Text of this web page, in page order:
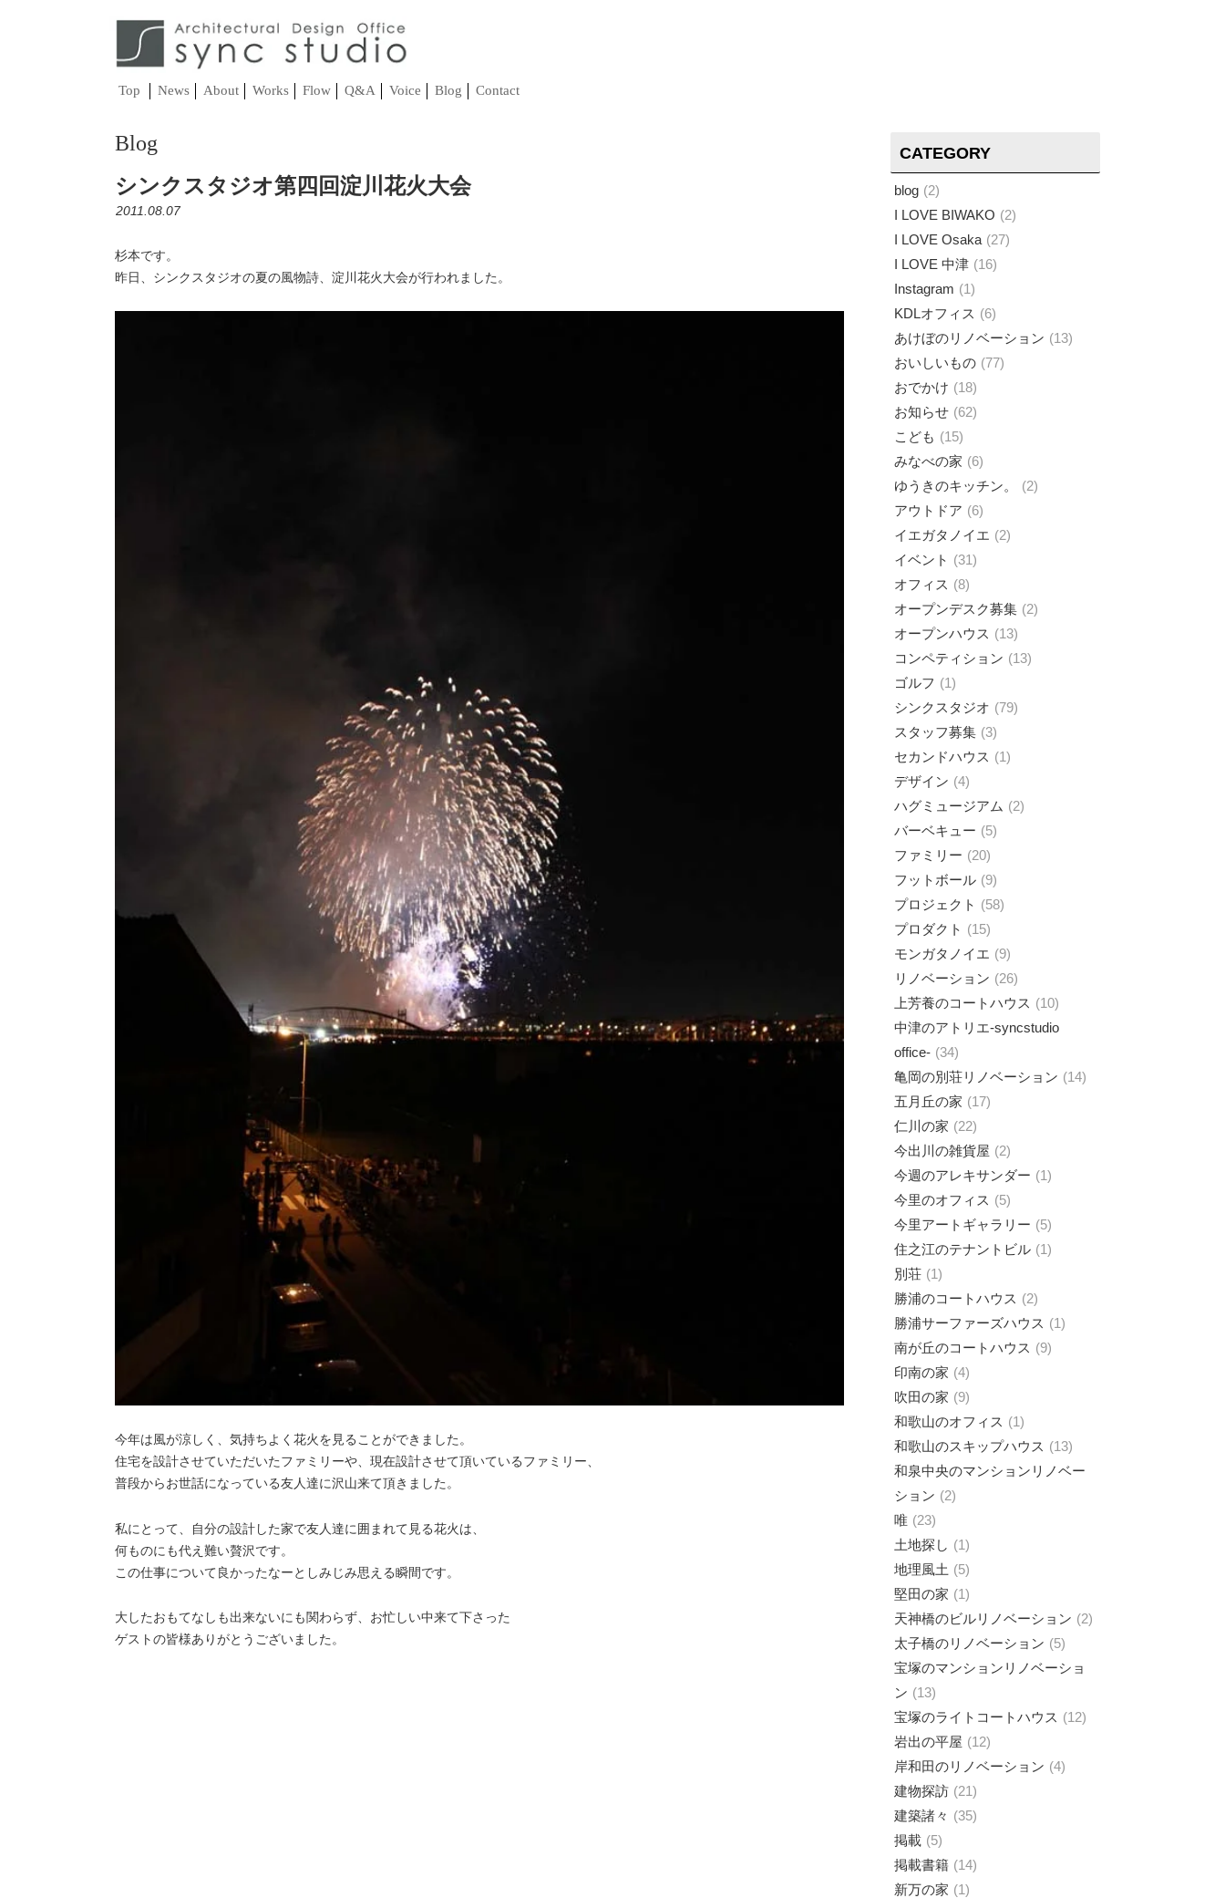
Top News About Works Flow Q&A Voice Blog Contact
Blog
シンクスタジオ第四回淀川花火大会
2011.08.07
杉本です。
昨日、シンクスタジオの夏の風物詩、淀川花火大会が行われました。
今年は風が涼しく、気持ちよく花火を見ることができました。
住宅を設計させていただいたファミリーや、現在設計させて頂いているファミリー、
普段からお世話になっている友人達に沢山来て頂きました。
私にとって、自分の設計した家で友人達に囲まれて見る花火は、
何ものにも代え難い贅沢です。
この仕事について良かったなーとしみじみ思える瞬間です。
大したおもてなしも出来ないにも関わらず、お忙しい中来て下さった
ゲストの皆様ありがとうございました。
CATEGORY
blog
2
I LOVE BIWAKO
2
I LOVE Osaka
27
I LOVE 中津
16
Instagram
1
KDLオフィス
6
あけぼのリノベーション
13
おいしいもの 77
おでかけ
18
お知らせ
62
こども
15
みなべの家
6
ゆうきのキッチン。
2
アウトドア
6
イエガタノイエ
2
イベント
31
オフィス
8
オープンデスク募集
2
オープンハウス
13
コンペティション
13
ゴルフ
1
シンクスタジオ
79
スタッフ募集 3
セカンドハウス
1
デザイン
4
ハグミュージアム
2
バーベキュー
5
ファミリー
20
フットボール
9
プロジェクト
58
プロダクト
15
モンガタノイエ
9
リノベーション
26
上芳養のコートハウス
10
中津のアトリエ-syncstudio
office- 34
亀岡の別荘リノベーション
14
五月丘の家
17
仁川の家
22
今出川の雑貨屋
2
今週のアレキサンダー
1
今里のオフィス
5
今里アートギャラリー
5
住之江のテナントビル
1
別荘
1
勝浦のコートハウス
2
勝浦サーファーズハウス
1
南が丘のコートハウス
9
印南の家
4
吹田の家
9
和歌山のオフィス
1
和歌山のスキップハウス
13
和泉中央のマンションリノベー
ション
2
唯
23
土地探し
1
地理風土
5
堅田の家
1
天神橋のビルリノベーション
2
太子橋のリノベーション
5
宝塚のマンションリノベーショ
ン
13
宝塚のライトコートハウス
12
岩出の平屋
12
岸和田のリノベーション
4
建物探訪
21
建築諸々
35
掲載
5
掲載書籍
14
新万の家
1